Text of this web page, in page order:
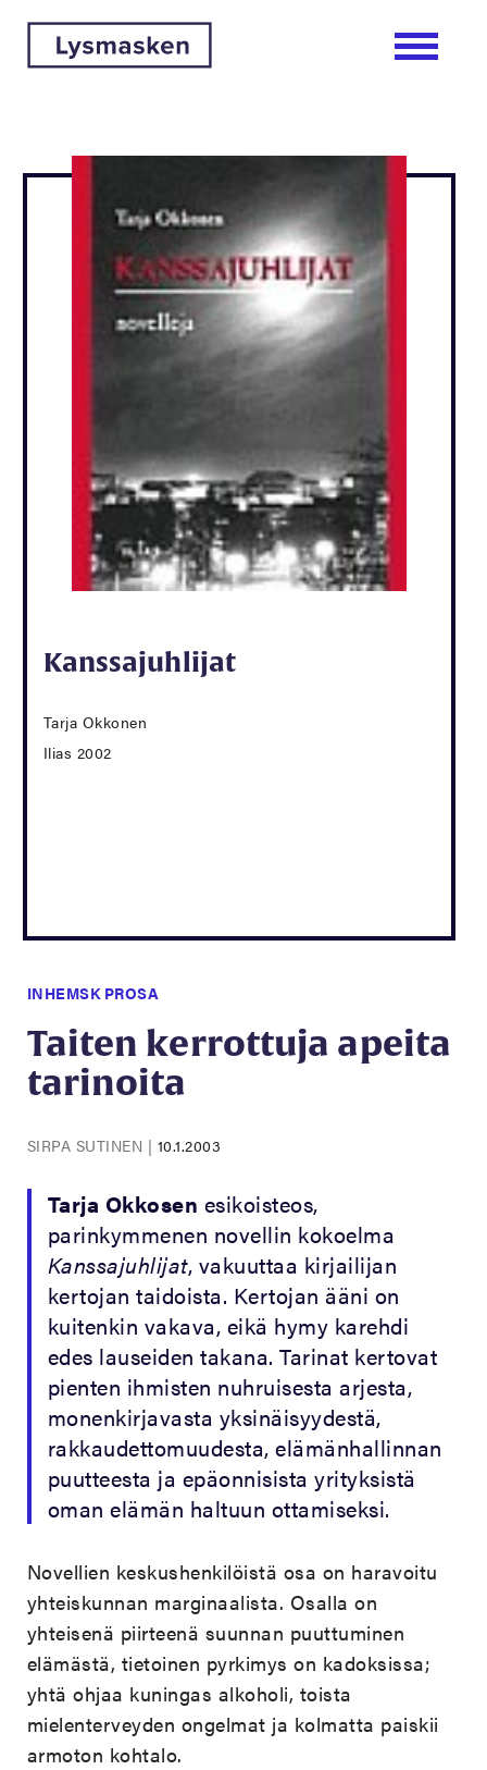
Kanssajuhlijat
Tarja Okkonen
Ilias 2002
INHEMSK PROSA
Taiten kerrottuja apeita
tarinoita
SIRPA SUTINEN | 10.1.2003
Tarja Okkosen esikoisteos,
parinkymmenen novellin kokoelma
Kanssajuhlijat, vakuuttaa kirjailijan
kertojan taidoista. Kertojan ääni on
kuitenkin vakava, eikä hymy karehdi
edes lauseiden takana. Tarinat kertovat
pienten ihmisten nuhruisesta arjesta,
monenkirjavasta yksinäisyydestä,
rakkaudettomuudesta, elämänhallinnan
puutteesta ja epäonnisista yrityksistä
oman elämän haltuun ottamiseksi.
Novellien keskushenkilöistä osa on haravoitu
yhteiskunnan marginaalista. Osalla on
yhteisenä piirteenä suunnan puuttuminen
elämästä, tietoinen pyrkimys on kadoksissa;
yhtä ohjaa kuningas alkoholi, toista
mielenterveyden ongelmat ja kolmatta paiskii
armoton kohtalo.